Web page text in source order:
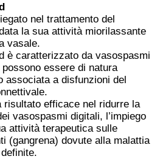
nel trattamento del
la sua attività miorilassante
vasale.
è caratterizzato da vasospasmi
essere di natura
associata a disfunzioni del
risultato efficace nel ridurre la
vasospasmi digitali, l’impiego
attività terapeutica sulle
(gangrena) dovute alla malattia